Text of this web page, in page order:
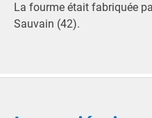
La fourme était fabriquée
Sauvain (42).